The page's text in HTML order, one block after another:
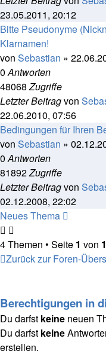
23.05.2011, 20:12
Bitte Pseudonyme
Klarnamen!
von Sebastian »
0Antworten
48068Zugriffe
Letzter Beitragvon
22.06.2010, 07:56
Bedingungen für Ihren
von Sebastian »
0Antworten
81892Zugriffe
Letzter Beitragvon
02.12.2008, 22:02
Neues Thema
4 Themen • Seite 1 von 1
Zurück zur Foren-
Berechtigungen in
Du darfst keine neuen
Du darfst keine
erstellen.